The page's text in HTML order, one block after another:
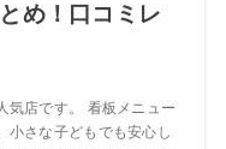
め！口コミレ
気店です。 看板メニュー
小さな子どもでも安心し